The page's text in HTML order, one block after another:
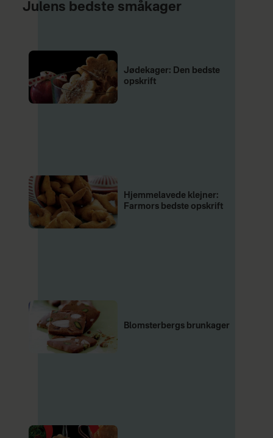
Julens bedste småkager
Jødekager: Den bedste
opskrift
Hjemmelavede klejner:
Farmors bedste opskrift
Blomsterbergs brunkager